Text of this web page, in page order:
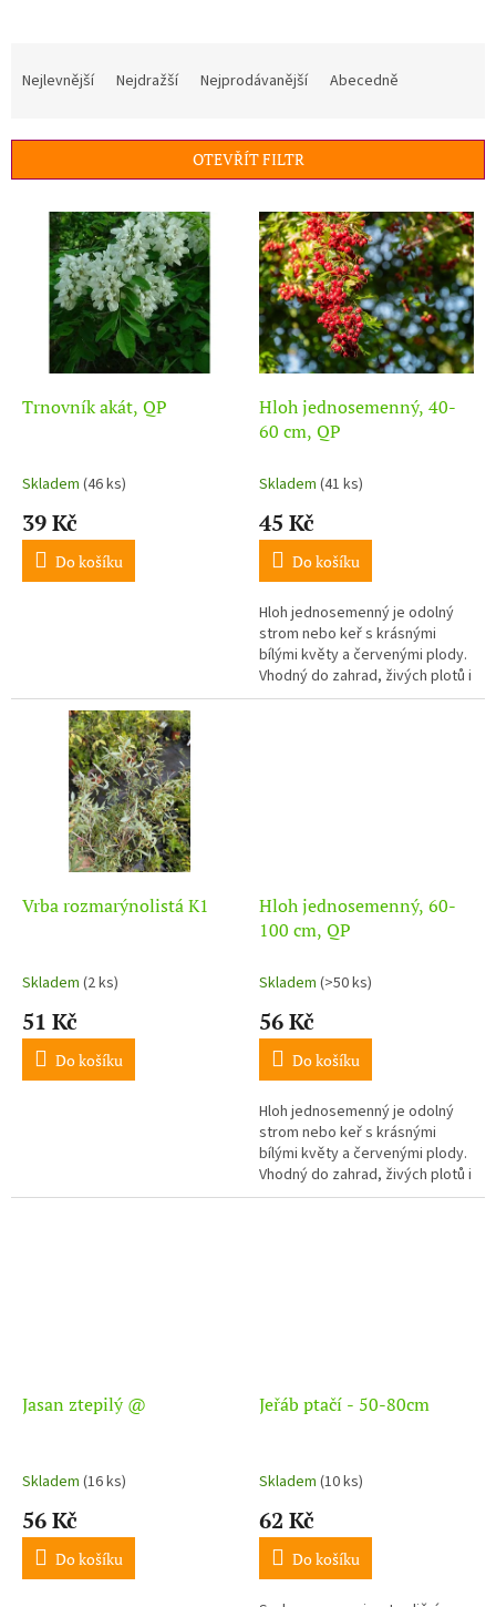
í
Nejlevnější Nejdražší Nejprodávanější Abecedně
OTEVŘÍT FILTR
Trnovník akát, QP
Skladem (46 ks)
39 Kč
Do košíku
Hloh jednosemenný, 40-
60 cm, QP
Skladem (41 ks)
45 Kč
Do košíku
Hloh jednosemenný je odolný
strom nebo keř s krásnými
bílými květy a červenými plody.
Vhodný do zahrad, živých plotů i
krajiny.
Vrba rozmarýnolistá K1
Skladem (2 ks)
51 Kč
Do košíku
Hloh jednosemenný, 60-
100 cm, QP
Skladem (>50 ks)
56 Kč
Do košíku
Hloh jednosemenný je odolný
strom nebo keř s krásnými
bílými květy a červenými plody.
Vhodný do zahrad, živých plotů i
krajiny.
Jasan ztepilý @
Skladem (16 ks)
56 Kč
Do košíku
Jeřáb ptačí - 50-80cm
Skladem (10 ks)
62 Kč
Do košíku